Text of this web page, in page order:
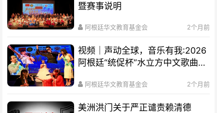
暨赛事说明
阿根廷华文教育基金会 2个月前
视频｜声动全球，音乐有我:2026
阿根廷“统促杯”水立方中文歌曲大
阿根廷华文教育基金会 2个月前
美洲洪门关于严正谴责赖清德